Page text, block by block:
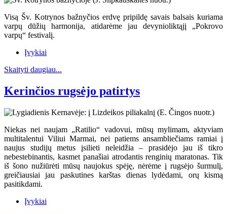
Visą Šv. Kotrynos bažnyčios erdvę pripildę savais balsais kuriama
varpų dūžių harmonija, atidarėme jau devynioliktąjį „Pokrovo
varpų“ festivalį.
Įvykiai
Skaityti daugiau...
Kerinčios rugsėjo patirtys
Niekas nei naujam „Ratilio“ vadovui, mūsų mylimam, aktyviam
multitalentui Viliui Marmai, nei patiems ansambliečiams ramiai į
naujus studijų metus įsilieti neleidžia – prasidėjo jau iš tikro
nebestebinantis, kasmet panašiai atrodantis renginių maratonas. Tik
iš šono nužiūrėti mūsų naujokus spėję, nėrėme į rugsėjo šurmulį,
greičiausiai jau paskutines karštas dienas lydėdami, orų kismą
pasitikdami.
Įvykiai